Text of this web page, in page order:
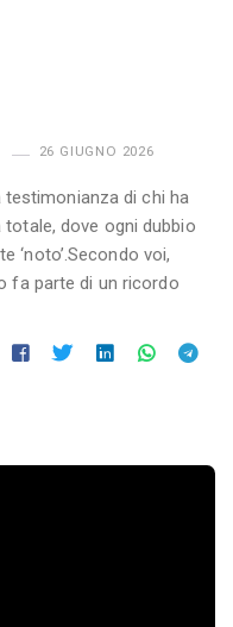
26 GIUGNO 2026
testimonianza di chi ha
dove ogni dubbio
‘noto’.Secondo voi,
fa parte di un ricordo